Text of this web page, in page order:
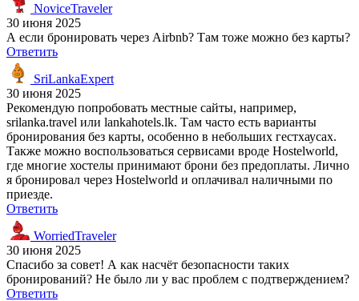
NoviceTraveler
30 июня 2025
А если бронировать через Airbnb? Там тоже можно без карты?
Ответить
SriLankaExpert
30 июня 2025
Рекомендую попробовать местные сайты, например,
srilanka.travel или lankahotels.lk. Там часто есть варианты
бронирования без карты, особенно в небольших гестхаусах.
Также можно воспользоваться сервисами вроде Hostelworld,
где многие хостелы принимают брони без предоплаты. Лично
я бронировал через Hostelworld и оплачивал наличными по
приезде.
Ответить
WorriedTraveler
30 июня 2025
Спасибо за совет! А как насчёт безопасности таких
бронирований? Не было ли у вас проблем с подтверждением?
Ответить